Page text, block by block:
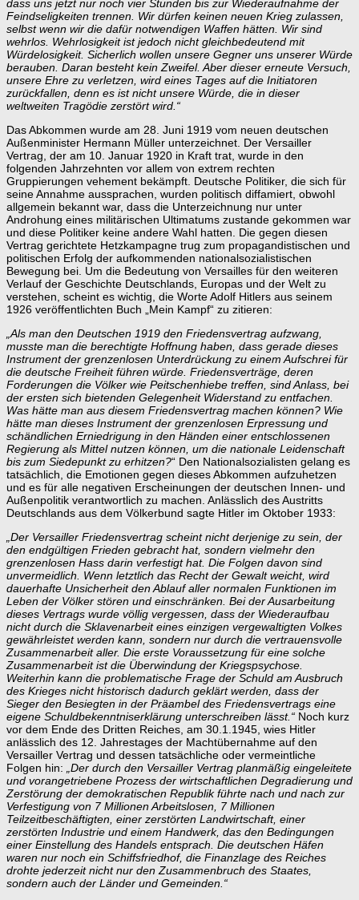
dass uns jetzt nur noch vier Stunden bis zur Wiederaufnahme der
Feindseligkeiten trennen. Wir dürfen keinen neuen Krieg zulassen,
selbst wenn wir die dafür notwendigen Waffen hätten. Wir sind
wehrlos. Wehrlosigkeit ist jedoch nicht gleichbedeutend mit
Würdelosigkeit. Sicherlich wollen unsere Gegner uns unserer Würde
berauben. Daran besteht kein Zweifel. Aber dieser erneute Versuch,
unsere Ehre zu verletzen, wird eines Tages auf die Initiatoren
zurückfallen, denn es ist nicht unsere Würde, die in dieser
weltweiten Tragödie zerstört wird.“
Das Abkommen wurde am 28. Juni 1919 vom neuen deutschen
Außenminister Hermann Müller unterzeichnet. Der Versailler
Vertrag, der am 10. Januar 1920 in Kraft trat, wurde in den
folgenden Jahrzehnten vor allem von extrem rechten
Gruppierungen vehement bekämpft. Deutsche Politiker, die sich für
seine Annahme aussprachen, wurden politisch diffamiert, obwohl
allgemein bekannt war, dass die Unterzeichnung nur unter
Androhung eines militärischen Ultimatums zustande gekommen war
und diese Politiker keine andere Wahl hatten. Die gegen diesen
Vertrag gerichtete Hetzkampagne trug zum propagandistischen und
politischen Erfolg der aufkommenden nationalsozialistischen
Bewegung bei. Um die Bedeutung von Versailles für den weiteren
Verlauf der Geschichte Deutschlands, Europas und der Welt zu
verstehen, scheint es wichtig, die Worte Adolf Hitlers aus seinem
1926 veröffentlichten Buch „Mein Kampf“ zu zitieren:
„Als man den Deutschen 1919 den Friedensvertrag aufzwang,
musste man die berechtigte Hoffnung haben, dass gerade dieses
Instrument der grenzenlosen Unterdrückung zu einem Aufschrei für
die deutsche Freiheit führen würde. Friedensverträge, deren
Forderungen die Völker wie Peitschenhiebe treffen, sind Anlass, bei
der ersten sich bietenden Gelegenheit Widerstand zu entfachen.
Was hätte man aus diesem Friedensvertrag machen können? Wie
hätte man dieses Instrument der grenzenlosen Erpressung und
schändlichen Erniedrigung in den Händen einer entschlossenen
Regierung als Mittel nutzen können, um die nationale Leidenschaft
bis zum Siedepunkt zu erhitzen?“ Den Nationalsozialisten gelang es
tatsächlich, die Emotionen gegen dieses Abkommen aufzuhetzen
und es für alle negativen Erscheinungen der deutschen Innen- und
Außenpolitik verantwortlich zu machen. Anlässlich des Austritts
Deutschlands aus dem Völkerbund sagte Hitler im Oktober 1933:
„Der Versailler Friedensvertrag scheint nicht derjenige zu sein, der
den endgültigen Frieden gebracht hat, sondern vielmehr den
grenzenlosen Hass darin verfestigt hat. Die Folgen davon sind
unvermeidlich. Wenn letztlich das Recht der Gewalt weicht, wird
dauerhafte Unsicherheit den Ablauf aller normalen Funktionen im
Leben der Völker stören und einschränken. Bei der Ausarbeitung
dieses Vertrags wurde völlig vergessen, dass der Wiederaufbau
nicht durch die Sklavenarbeit eines einzigen vergewaltigten Volkes
gewährleistet werden kann, sondern nur durch die vertrauensvolle
Zusammenarbeit aller. Die erste Voraussetzung für eine solche
Zusammenarbeit ist die Überwindung der Kriegspsychose.
Weiterhin kann die problematische Frage der Schuld am Ausbruch
des Krieges nicht historisch dadurch geklärt werden, dass der
Sieger den Besiegten in der Präambel des Friedensvertrags eine
eigene Schuldbekenntniserklärung unterschreiben lässt.“ Noch kurz
vor dem Ende des Dritten Reiches, am 30.1.1945, wies Hitler
anlässlich des 12. Jahrestages der Machtübernahme auf den
Versailler Vertrag und dessen tatsächliche oder vermeintliche
Folgen hin:
„Der durch den Versailler Vertrag planmäßig eingeleitete
und vorangetriebene Prozess der wirtschaftlichen Degradierung und
Zerstörung der demokratischen Republik führte nach und nach zur
Verfestigung von 7 Millionen Arbeitslosen, 7 Millionen
Teilzeitbeschäftigten, einer zerstörten Landwirtschaft, einer
zerstörten Industrie und einem Handwerk, das den Bedingungen
einer Einstellung des Handels entsprach. Die deutschen Häfen
waren nur noch ein Schiffsfriedhof, die Finanzlage des Reiches
drohte jederzeit nicht nur den Zusammenbruch des Staates,
sondern auch der Länder und Gemeinden.“